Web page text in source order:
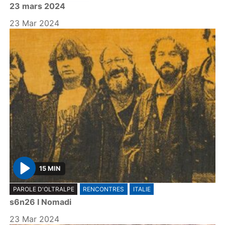
a
y
23 mars 2024
23 Mar 2024
P
l
a
y
15 MIN
PAROLE D'OLTRALPE RENCONTRES ITALIE
s6n26 I Nomadi
23 Mar 2024